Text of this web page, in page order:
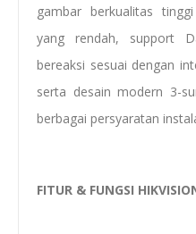
gambar berkualitas
yang rendah, support
bereaksi sesuai dengan
serta desain modern 3-
berbagai persyaratan
FITUR & FUNGSI